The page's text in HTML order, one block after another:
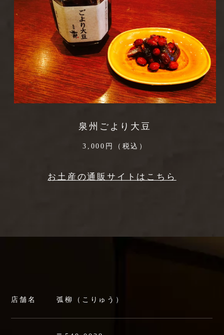
泉州ごより大豆
3,000円（税込）
お土産の通販サイトはこちら
店舗名 弧柳（こりゅう）